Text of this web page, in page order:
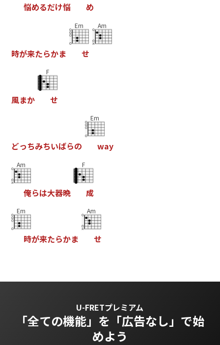
悩めるだけ悩 め
時が来たらかま
Em
せ
Am
風まか
F
せ
どっちみちいばらの
Em
way
Am
俺らは大器晩
F
成
Em
時が来たらかま
Am
せ
U-FRETプレミアム
「全ての機能」を 「広告なし」で始
めよう